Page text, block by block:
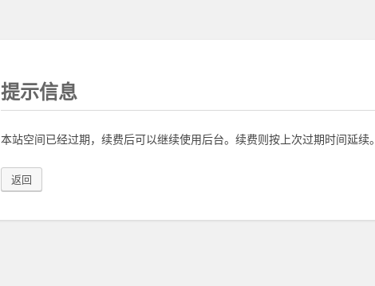
提示信息
本站空间已经过期，续费后可以继续使用后台。续费则按上次过期时间延续。
返回